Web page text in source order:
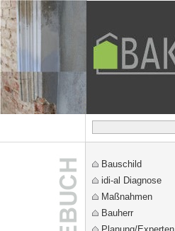
Bauschild
idi-al Diagnose
Maßnahmen
Bauherr